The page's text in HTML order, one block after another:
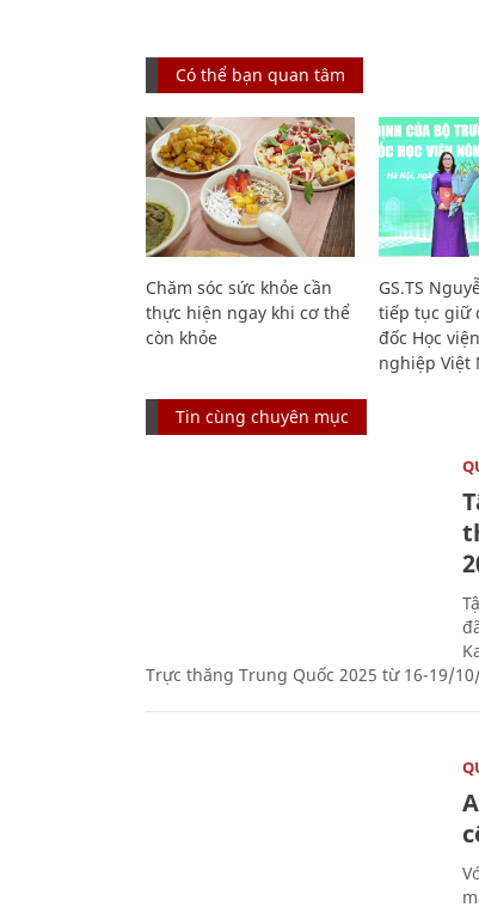
Có thể bạn quan tâm
Chăm sóc sức khỏe cần
thực hiện ngay khi cơ thể
còn khỏe
GS.TS
tiếp tục giữ
đốc Học
nghiệp Việt
Tin cùng chuyên mục
Trực thăng Trung Quốc 2025 từ 16-19/